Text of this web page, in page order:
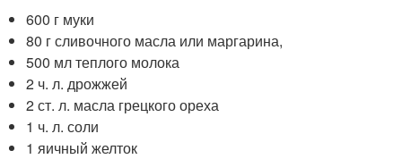
600 г муки
80 г сливочного масла или маргарина,
500 мл теплого молока
2 ч. л. дрожжей
2 ст. л. масла грецкого ореха
1 ч. л. соли
1 яичный желток